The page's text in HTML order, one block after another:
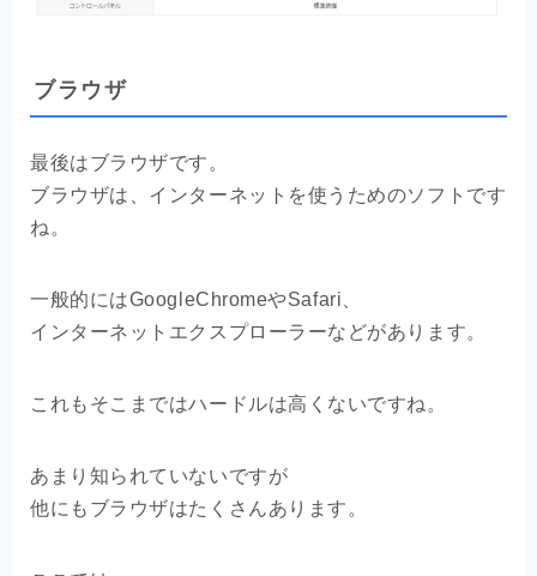
ブラウザ
最後はブラウザです。
ブラウザは、インターネットを使うためのソフトです
ね。
一般的にはGoogleChromeやSafari、
インターネットエクスプローラーなどがあります。
これもそこまではハードルは高くないですね。
あまり知られていないですが
他にもブラウザはたくさんあります。